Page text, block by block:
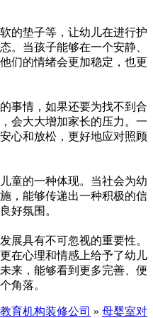
的垫子等，让幼儿在进行护
。当孩子能够在一个安静、
们的情绪会更加稳定，也更
事情，如果还要为找不到合
会大大增加家长的压力。一
心和放松，更好地应对照顾
童的一种体现。当社会为幼
，能够传递出一种积极的信
好氛围。
展具有不可忽视的重要性。
在心理和情感上给予了幼儿
来，能够看到更多完善、便
角落。
教育机构装修公司 » 母婴室对